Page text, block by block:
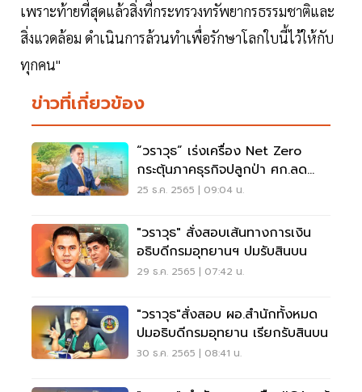
เพราะท้ายที่สุดแล้วสิ่งที่กระทรวงทรัพยากรธรรมชาติและ
สิ่งแวดล้อม ดำเนินการล้วนทำเพื่อรักษาโลกใบนี้ไว้ให้กับ
ทุกคน"
ข่าวที่เกี่ยวข้อง
“วราวุธ” เร่งเครื่อง Net Zero
กระตุ้นภาคธุรกิจปลูกป่า ศก.ลด
CO2
25 ธ.ค. 2565 | 09:04 น.
"วราวุธ" สั่งสอบเส้นทางการเงิน
อธิบดีกรมอุทยานฯ ปมรับสินบน
29 ธ.ค. 2565 | 07:42 น.
"วราวุธ"สั่งสอบ ผอ.สำนักทั้งหมด
ปมอธิบดีกรมอุทยาน เรียกรับสินบน
30 ธ.ค. 2565 | 08:41 น.